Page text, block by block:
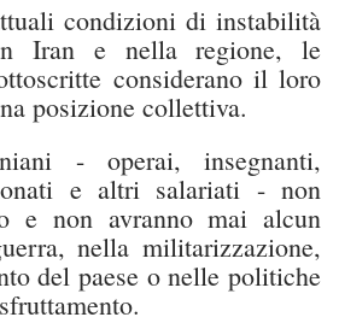
condizioni di instabilità
Iran e nella regione, le
considerano il loro
posizione collettiva.
- operai, insegnanti,
e altri salariati - non
e non avranno mai alcun
nella militarizzazione,
del paese o nelle politiche